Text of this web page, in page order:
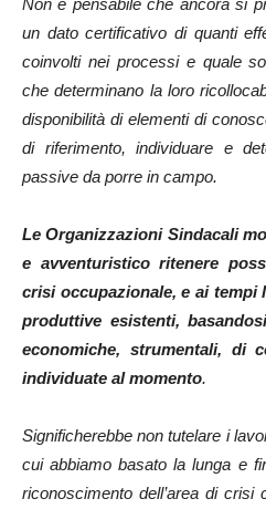
Non è pensabile che ancora si
un dato certificativo di quanti
coinvolti nei processi e quale
che determinano la loro
disponibilità di elementi di
di riferimento, individuare e
passive da porre in campo.
Le Organizzazioni Sindacali
e avventuristico ritenere
crisi occupazionale, e ai
produttive esistenti,
economiche, strumentali, di
individuate al momento.
Significherebbe non tutelare i
cui abbiamo basato la lunga e
riconoscimento dell’area di